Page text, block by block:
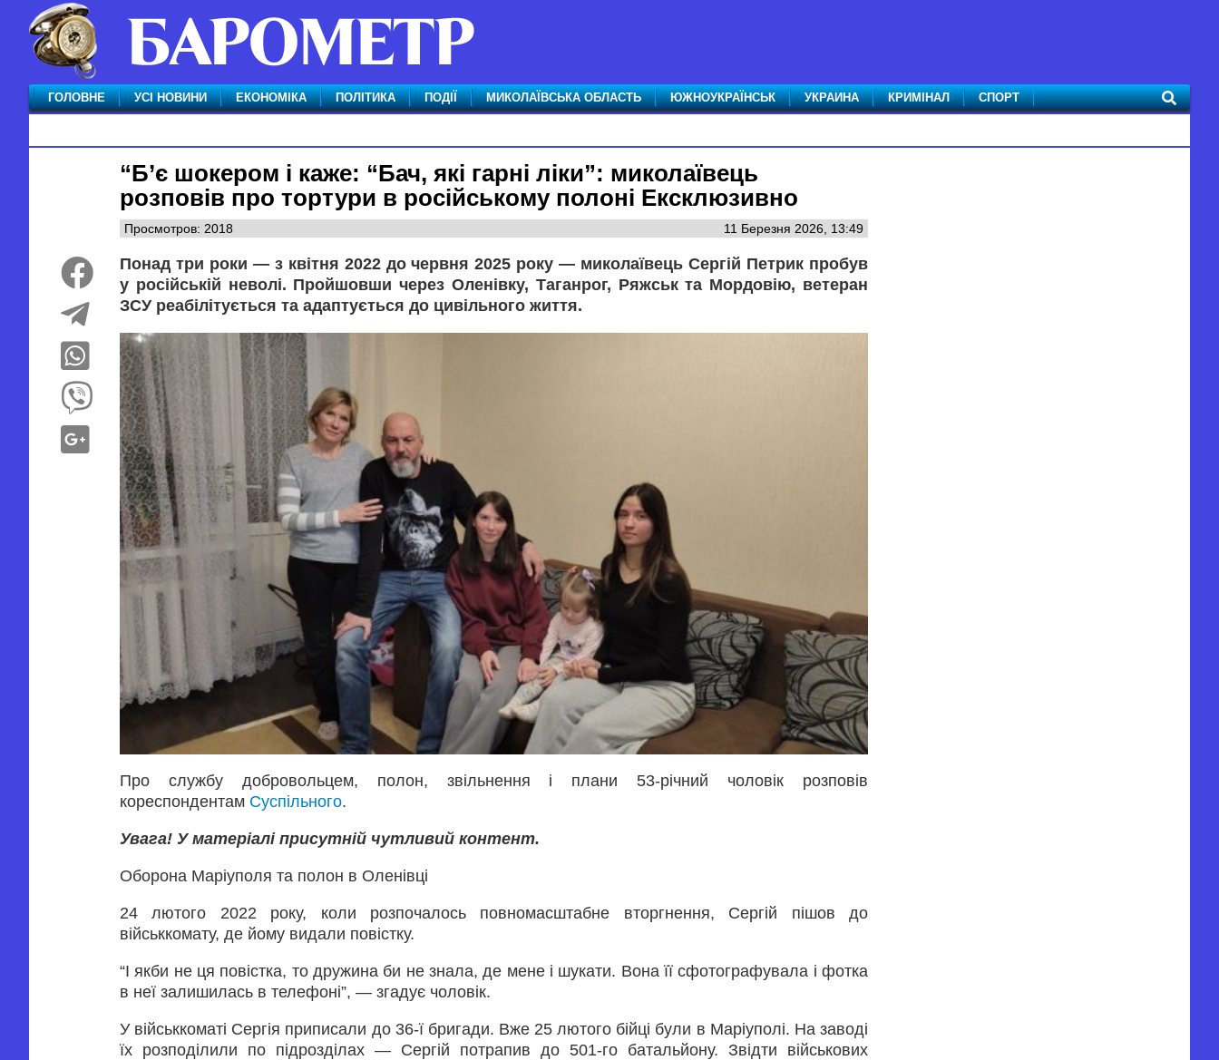
ГОЛОВНЕ УСІ НОВИНИ ЕКОНОМІКА ПОЛІТИКА ПОДІЇ МИКОЛАЇВСЬКА ОБЛАСТЬ ЮЖНОУКРАЇНСЬК УКРАИНА КРИМІНАЛ СПОРТ
“Б’є шокером і каже: “Бач, які гарні ліки”: миколаївець
розповів про тортури в російському полоні Ексклюзивно
Просмотров: 2018 11 Березня 2026, 13:49
Понад три роки — з квітня 2022 до червня 2025 року — миколаївець Сергій Петрик пробув
у російській неволі. Пройшовши через Оленівку, Таганрог, Ряжськ та Мордовію, ветеран
ЗСУ реабілітується та адаптується до цивільного життя.
Про службу добровольцем, полон, звільнення і плани 53-річний чоловік розповів
кореспондентам Суспільного.
Увага! У матеріалі присутній чутливий контент.
Оборона Маріуполя та полон в Оленівці
24 лютого 2022 року, коли розпочалось повномасштабне вторгнення, Сергій пішов до
військкомату, де йому видали повістку.
“І якби не ця повістка, то дружина би не знала, де мене і шукати. Вона її сфотографувала і фотка
в неї залишилась в телефоні”, — згадує чоловік.
У військкоматі Сергія приписали до 36-ї бригади. Вже 25 лютого бійці були в Маріуполі. На заводі
їх розподілили по підрозділах — Сергій потрапив до 501-го батальйону. Звідти військових